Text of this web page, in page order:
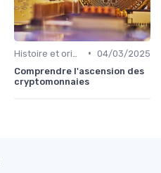
• 04/03/2025
Comprendre l'ascension des
cryptomonnaies